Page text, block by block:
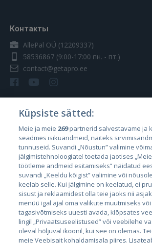
Контакты
AllePal OÜ (12209337)
58536867 (9:00-17:00 пн. - пт.)
contact@getapro.ee
Страны
Эстония
Латвия
Литва
Küpsiste sätted:
Meie ja meie 269partnerid salvestavame ja
seadmes isikuandmeid, näiteks
tunnuseid. Suvandi „Nõustun” valimine
jälgimistehnoloogiatel toetada jaotises
töötleme andmeid esitamiseks” näidatud
suvandi „Keeldu kõigist” valimine või
keelab selle. Kui jälgimine on keelatud, ei
sisust ja reklaamidest olla teie jaoks nii
menüü igal ajal oma valikute muutmiseks
tagasivõtmiseks uuesti avada, klõpsates
lingil „Privaatsuseelistused” või veebilehe
oleval hõljuval ikoonil, kui see on olemas.
meie Veebisait kohaldamisala piires.